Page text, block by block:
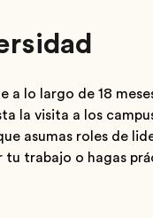
lo largo de 18
la visita a los
asumas roles de
tu trabajo o hagas